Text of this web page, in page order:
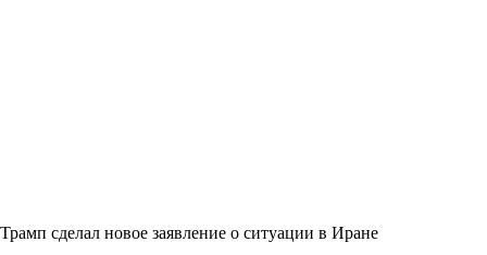
Трамп сделал новое заявление о ситуации в Иране